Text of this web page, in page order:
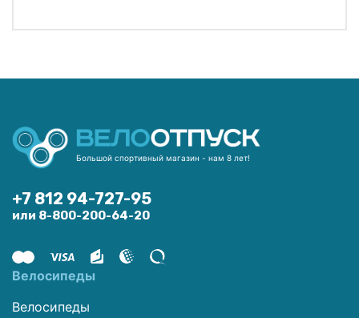
Большой спортивный магазин - нам 8 лет!
+7 812 94-727-95
или 8-800-200-64-20
Велосипеды
Велосипеды